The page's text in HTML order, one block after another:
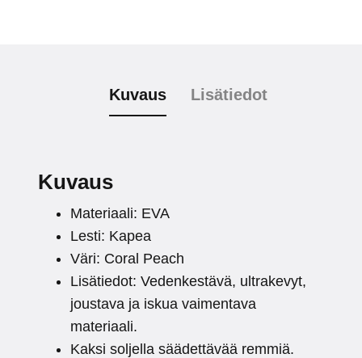
Kuvaus Lisätiedot
Kuvaus
Materiaali: EVA
Lesti: Kapea
Väri: Coral Peach
Lisätiedot: Vedenkestävä, ultrakevyt,
joustava ja iskua vaimentava
materiaali.
Kaksi soljella säädettävää remmiä.